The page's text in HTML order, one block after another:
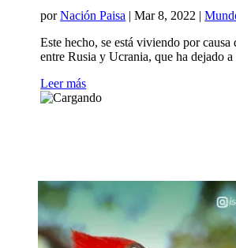
porNación Paisa |Mar 8, 2022 |
Este hecho, se está viviendo por causa
entre Rusia y Ucrania, que ha dejado a
Leer más